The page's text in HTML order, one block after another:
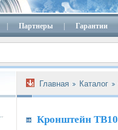
Партнеры Гарантии
Главная Каталог
Кронштейн ТВ10